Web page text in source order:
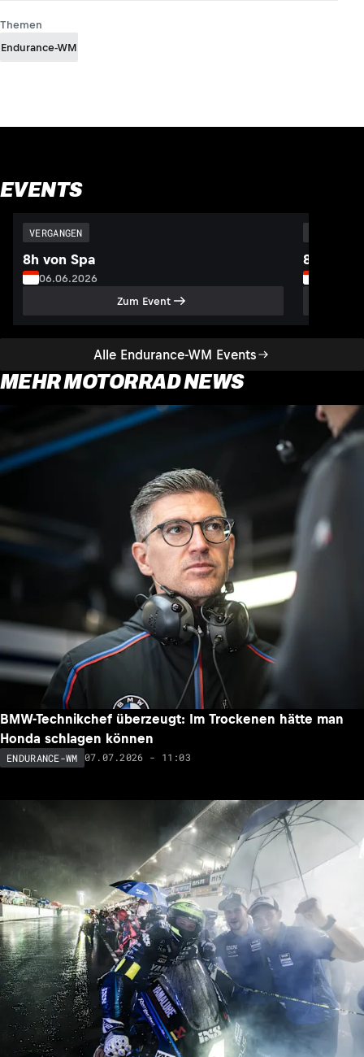
Themen
Endurance-WM
EVENTS
Alle Endurance-WM Events
VERGANGEN
8h von Spa
06.06.2026
Zum Event
8h von
MEHR MOTORRAD NEWS
BMW-Technikchef überzeugt: Im Trockenen hätte man
Honda schlagen können
ENDURANCE-WM 07.07.2026 - 11:03